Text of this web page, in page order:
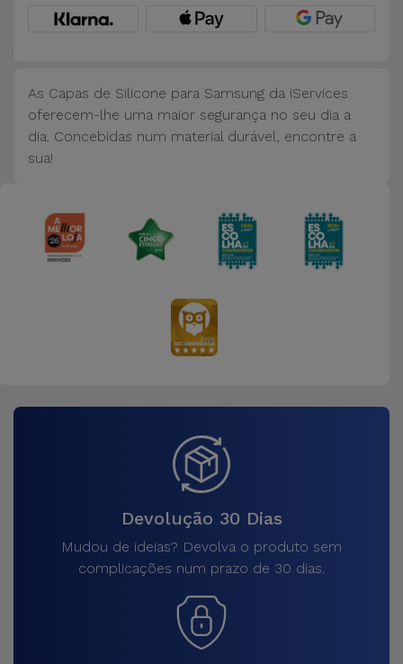
Computador
Acessórios
iPad e
Kids
As Capas de Silicone para Samsung da iServices
oferecem-lhe uma maior segurança no seu dia a
dia. Concebidas num material durável, encontre a
sua!
Devolução 30 Dias
Mudou de ideias? Devolva o produto sem
complicações num prazo de 30 dias.